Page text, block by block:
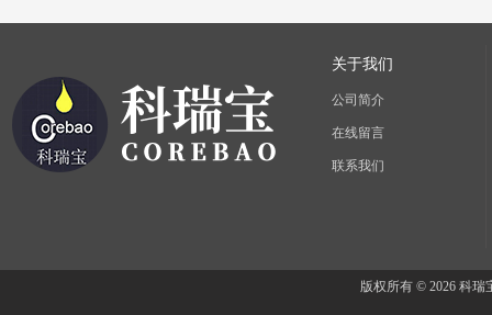
关于我们
公司简介
在线留言
联系我们
版权所有 © 2026 科